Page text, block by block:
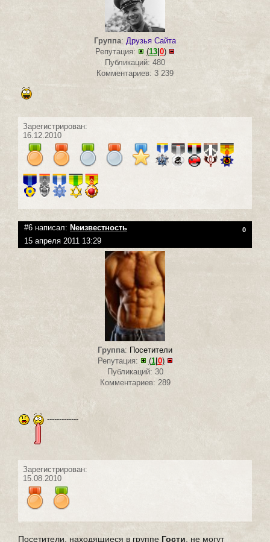
Группа: Друзья Сайта
Репутация:
(13|0)
Публикаций: 480
Комментариев: 3 239
Зарегистрирован:
16.12.2010
#6 написал: Neизвестность 0
15 апреля 2011 13:29
Группа: Посетители
Репутация:
(1| 0)
Публикаций: 30
Комментариев: 289
-------------
Зарегистрирован:
15.08.2010
Посетители, находящиеся в группе Гости, не могут